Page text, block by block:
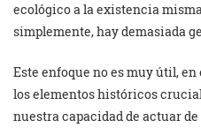
ecológico a la existencia
simplemente, hay demasiada
Este enfoque no es muy útil,
los elementos históricos
nuestra capacidad de actuar